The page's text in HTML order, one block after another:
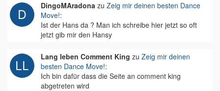
DingoMAradona zu Zeig mir deinen besten Dance
Move!:
Ist der Hans da ? Man ich schreibe hier jetzt so oft
jetzt gib mir den Hansy
Lang leben Comment King zu Zeig mir deinen
besten Dance Move!:
Ich bin dafür dass die Seite an comment king
abgetreten wird